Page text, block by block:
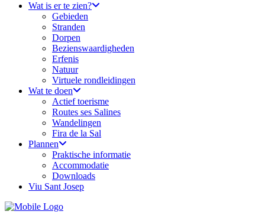
Wat is er te zien?
Gebieden
Stranden
Dorpen
Bezienswaardigheden
Erfenis
Natuur
Virtuele rondleidingen
Wat te doen
Actief toerisme
Routes ses Salines
Wandelingen
Fira de la Sal
Plannen
Praktische informatie
Accommodatie
Downloads
Viu Sant Josep